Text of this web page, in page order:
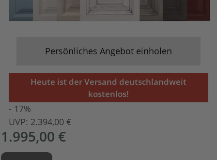
Persönliches Angebot einholen
Heute ist der Versand deutschlandweit
kostenlos!
- 17%
UVP: 2.394,00 €
1.995,00 €